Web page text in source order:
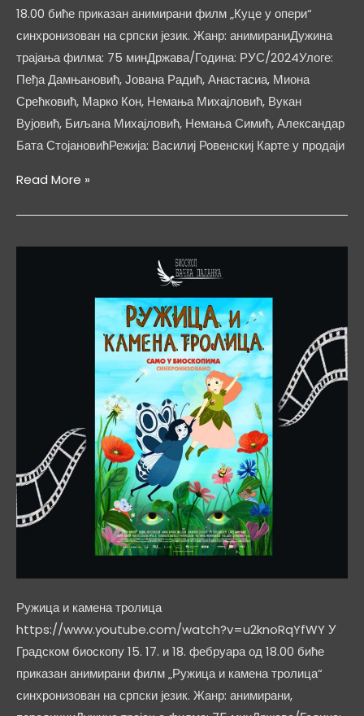
18.00 биће приказан анимирани филм „Куце у опери“
синхронизован на српски језик. Жанр: анимираниДужина
трајања филма: 75 минДржава/Година: РУС/2024Улоге:
Пеђа Дамњановић, Јована Радић, Анастасиа, Миона
Срећковић, Марко Кон, Немања Михајловић, Вукан
Вујовић, Биљана Михајловић, Немања Симић, Александар
Бата СтојановићРежија: Василиј Ровенскиј Карте у продаји
Куце
Read More »
Ружица и камена тролица
https://www.youtube.com/watch?v=u2knoRqYfWY У
Градском биоскопу 15. 17. и 18. фебруара од 18.00 биће
приказан анимирани филм „Ружица и камена тролица“
синхронизован на српски језик. Жанр: анимирани,